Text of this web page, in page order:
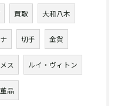
買取 大和八木
切手 金貨
ス ルイ・ヴィトン
品